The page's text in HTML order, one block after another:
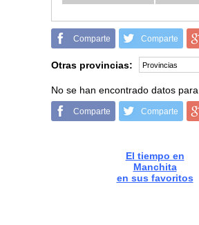
Comparte Comparte
Otras provincias:
No se han encontrado datos para
Comparte Comparte
El tiempo en
Manchita
en sus favoritos